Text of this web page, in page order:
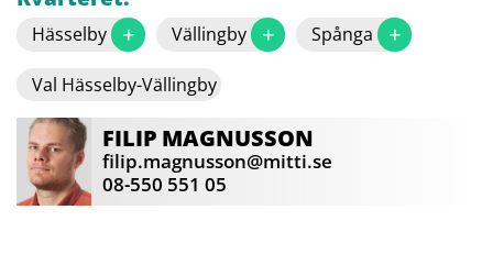
Hässelby + Vällingby + Spånga +
Val Hässelby-Vällingby
FILIP MAGNUSSON
filip.magnusson@mitti.se
08-550 551 05